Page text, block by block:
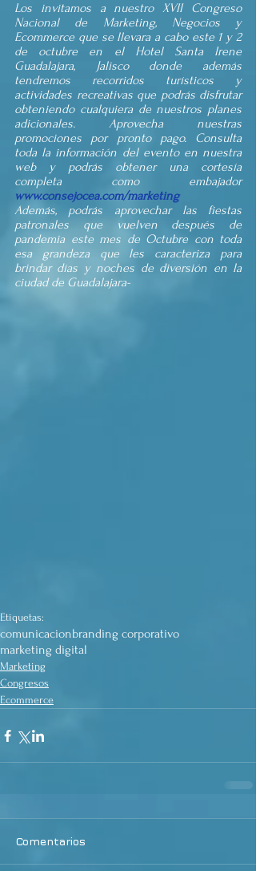
Los invitamos a nuestro XVII Congreso
Nacional de Marketing, Negocios y
Ecommerce que se llevara a cabo este 1 y 2
de octubre en el Hotel Santa Irene
Guadalajara, Jalisco donde además
tendremos recorridos turísticos y
actividades recreativas que podrás disfrutar
obteniendo cualquiera de nuestros planes
adicionales. Aprovecha nuestras
promociones por pronto pago. Consulta
toda la información del evento en nuestra
web y podrás obtener una cortesía
completa como embajador
www.consejocea.com/marketing
Además, podrás aprovechar las fiestas
patronales que vuelven después de
pandemia este mes de Octubre con toda
esa grandeza que les caracteriza para
brindar días y noches de diversión en la
ciudad de Guadalajara-
Etiquetas:
comunicacionbranding corporativo
marketing digital
Marketing
Congresos
Ecommerce
Comentarios